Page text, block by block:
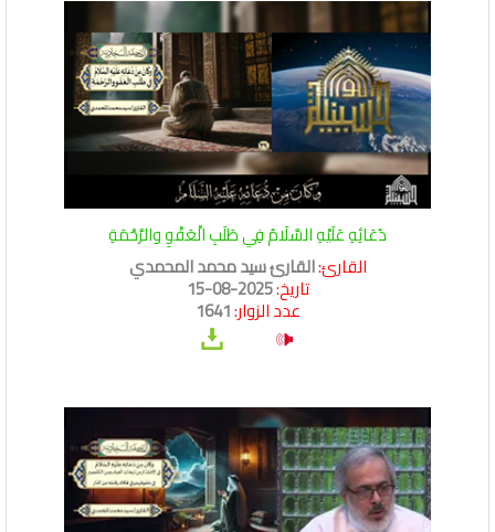
دُعَائِهِ عَلَيْهِ السَّلَامُ فِي طَلَبِ الْعَفْوِ والرَّحْمَةِ
القارئ:القارئ سيد محمد المحمدي
تاريخ:2025-08-15
عدد الزوار:1641